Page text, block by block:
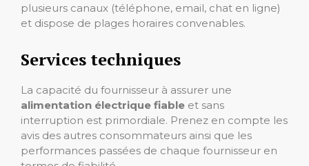
plusieurs canaux (téléphone, email, chat en ligne)
et dispose de plages horaires convenables.
Services techniques
La capacité du fournisseur à assurer une
alimentation électrique fiable et sans
interruption est primordiale. Prenez en compte les
avis des autres consommateurs ainsi que les
performances passées de chaque fournisseur en